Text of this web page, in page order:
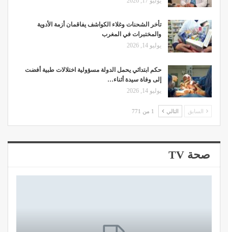
تأخر الشحنات وغلاء الكواشف يفاقمان أزمة الأدوية
والمختبرات في المغرب
يوليو 14, 2026
حكم ابتدائي يحمل الدولة مسؤولية اختلالات طبية أفضت
إلى وفاة سيدة أثناء…
يوليو 14, 2026
السابق التالي 1 من 771
صحة TV